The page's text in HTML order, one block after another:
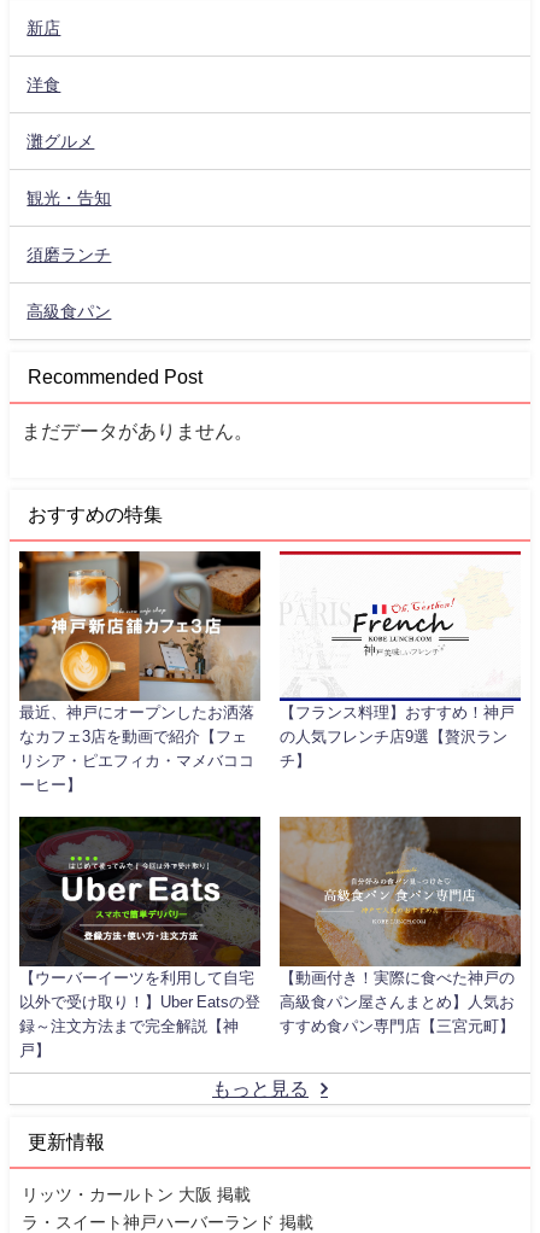
新店
洋食
灘グルメ
観光・告知
須磨ランチ
高級食パン
Recommended Post
まだデータがありません。
おすすめの特集
最近、神戸にオープンしたお洒落
なカフェ3店を動画で紹介【フェ
リシア・ピエフィカ・マメバココ
ーヒー】
【フランス料理】おすすめ！神戸
の人気フレンチ店9選【贅沢ラン
チ】
【ウーバーイーツを利用して自宅
以外で受け取り！】Uber Eatsの登
録～注文方法まで完全解説【神
戸】
【動画付き！実際に食べた神戸の
高級食パン屋さんまとめ】人気お
すすめ食パン専門店【三宮元町】
もっと見る
更新情報
リッツ・カールトン 大阪 掲載
ラ・スイート神戸ハーバーランド 掲載